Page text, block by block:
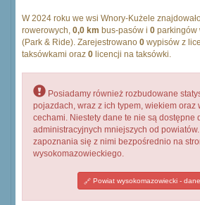
W 2024 roku we wsi Wnory-Kużele
rowerowych, 0,0 km bus-pasów i 0 parkingów
(Park & Ride). Zarejestrowano 0 wypisów z
taksówkami oraz 0 licencji na taksówki.
Posiadamy również rozbudowane
pojazdach, wraz z ich typem, wiekiem oraz
cechami. Niestety dane te nie są dostępne
administracyjnych mniejszych od
zapoznania się z nimi bezpośrednio na
wysokomazowieckiego.
Powiat wysokomazowiecki -